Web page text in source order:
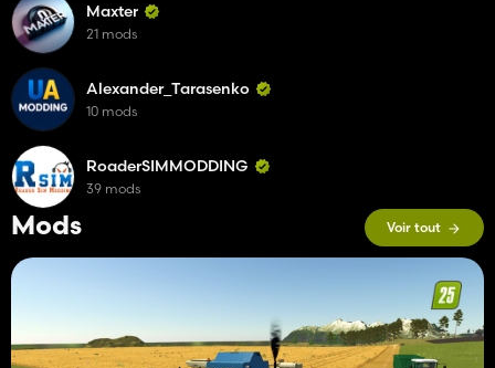
Mods Voir tout
Maxter
21 mods
Alexander_Tarasenko
10 mods
RoaderSIMMODDING
39 mods